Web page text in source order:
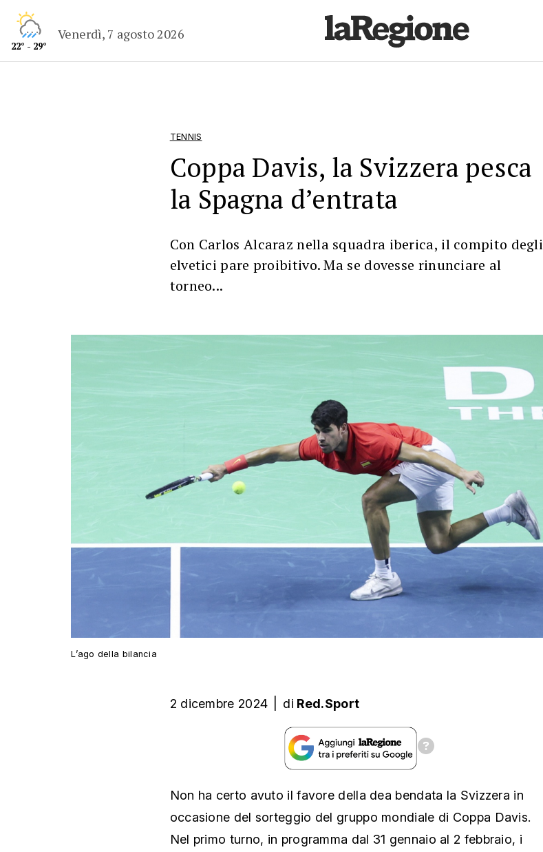
22° - 29°
Venerdì, 7 agosto 2026
TENNIS
Coppa Davis, la Svizzera pesca
la Spagna d’entrata
Con Carlos Alcaraz nella squadra iberica, il compito degli
elvetici pare proibitivo. Ma se dovesse rinunciare al
torneo...
L’ago della bilancia
2 dicembre 2024 di Red.Sport
Non ha certo avuto il favore della dea bendata la Svizzera in
occasione del sorteggio del gruppo mondiale di Coppa Davis.
Nel primo turno, in programma dal 31 gennaio al 2 febbraio, i